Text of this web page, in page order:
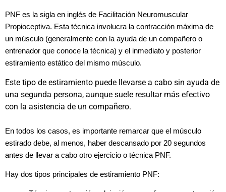
PNF es la sigla en inglés de Facilitación Neuromuscular
Propioceptiva. Esta técnica involucra la contracción máxima de
un músculo (generalmente con la ayuda de un compañero o
entrenador que conoce la técnica) y el inmediato y posterior
estiramiento estático del mismo músculo.
Este tipo de estiramiento puede llevarse a cabo sin ayuda de
una segunda persona, aunque suele resultar más efectivo
con la asistencia de un compañero.
En todos los casos, es importante remarcar que el músculo
estirado debe, al menos, haber descansado por 20 segundos
antes de llevar a cabo otro ejercicio o técnica PNF.
Hay dos tipos principales de estiramiento PNF: